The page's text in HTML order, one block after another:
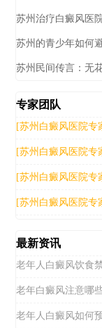
苏州治疗白癜风医
苏州的青少年如何
苏州民间传言：无
专家团队
[苏州白癜风医院专
[苏州白癜风医院专
[苏州白癜风医院专
[苏州白癜风医院专
最新资讯
老年人白癜风饮食
老年白癜风注意哪
老年人白癜风如何